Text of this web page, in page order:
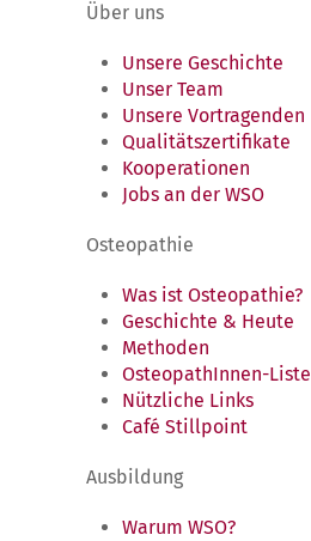
Über uns
Unsere Geschichte
Unser Team
Unsere Vortragenden
Qualitätszertifikate
Kooperationen
Jobs an der WSO
Osteopathie
Was ist Osteopathie?
Geschichte & Heute
Methoden
OsteopathInnen-Liste
Nützliche Links
Café Stillpoint
Ausbildung
Warum WSO?